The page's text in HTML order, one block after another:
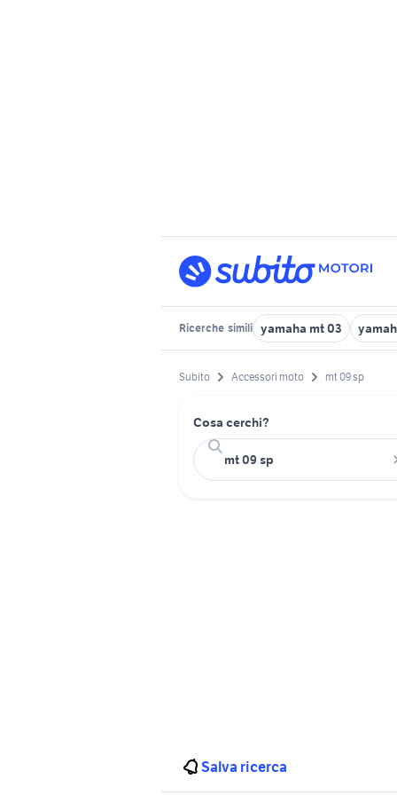
Ricerche simili yamaha mt 03
Subito Accessori moto mt 09 sp
Cosa cerchi?
Salva ricerca